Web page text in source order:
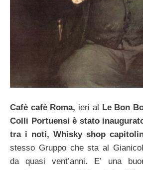
Cafè cafè Roma, ieri al Le Bon
Colli Portuensi è stato
tra i noti, Whisky shop
stesso Gruppo che sta al
da quasi vent’anni. E’ una